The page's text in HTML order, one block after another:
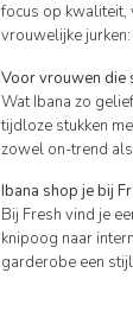
focus op kwaliteit,
vrouwelijke
Voor vrouwen die
Wat Ibana zo
tijdloze stukken
zowel on-trend
Ibana shop je bij
Bij Fresh vind je
knipoog naar
garderobe een